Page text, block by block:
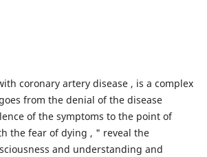
coronary artery disease , is a complex
from the denial of the disease
of the symptoms to the point of
the fear of dying , " reveal the
and understanding and